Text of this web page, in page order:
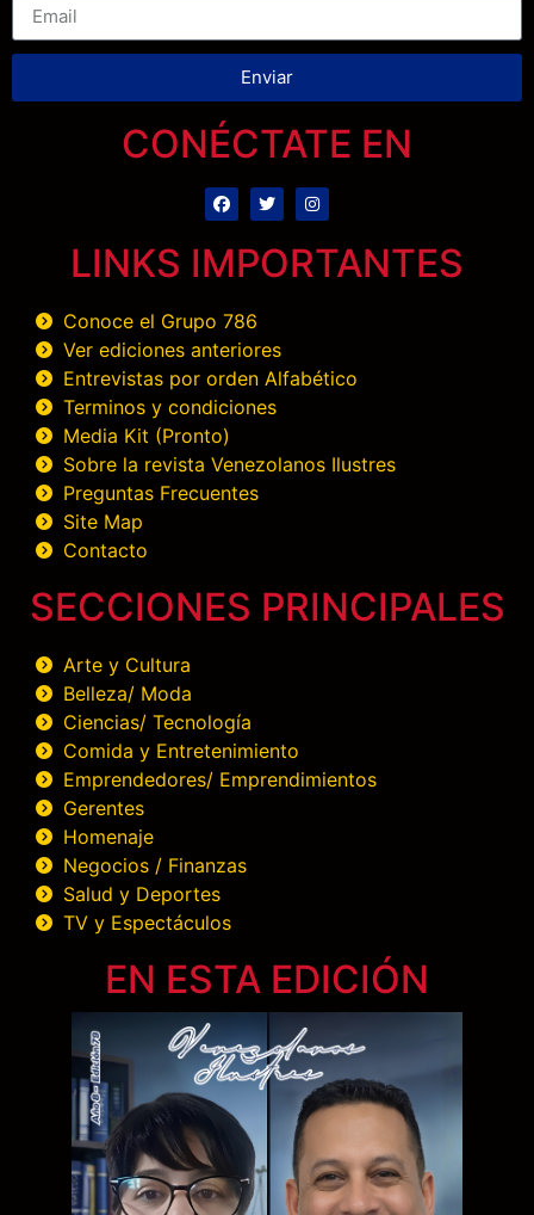
Enviar
CONÉCTATE EN
LINKS IMPORTANTES
Conoce el Grupo 786
Ver ediciones anteriores
Entrevistas por orden Alfabético
Terminos y condiciones
Media Kit (Pronto)
Sobre la revista Venezolanos Ilustres
Preguntas Frecuentes
Site Map
Contacto
SECCIONES PRINCIPALES
Arte y Cultura
Belleza/ Moda
Ciencias/ Tecnología
Comida y Entretenimiento
Emprendedores/ Emprendimientos
Gerentes
Homenaje
Negocios / Finanzas
Salud y Deportes
TV y Espectáculos
EN ESTA EDICIÓN